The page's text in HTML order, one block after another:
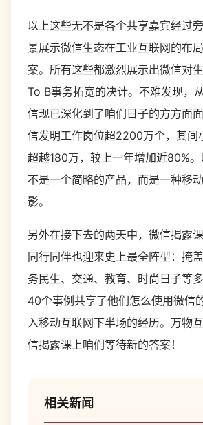
以上这些无不是各个共享嘉宾经过
景展示微信生态在工业互联网的布
案。所有这些都激烈展示出微信对
To B事务拓宽的决计。不难发现，
信现已深化到了咱们日子的方方面
信发明工作岗位超2200万个，其间
超越180万，较上一年增加近80%
不是一个简略的产品，而是一种移
影。
另外在接下去的两天中，微信揭露
同行同伴也迎来史上最全阵型：掩
务民生、交通、教育、时尚日子等
40个事例共享了他们怎么使用微信
入移动互联网下半场的经历。万物
信揭露课上咱们等待新的答案！
相关新闻